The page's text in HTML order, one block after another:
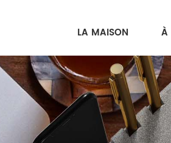
LA MAISON À